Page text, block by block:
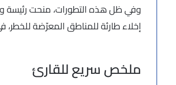
وفي ظل هذه التطورات، منحت رئيسة
إخلاء طارئة للمناطق المعرّضة
ملخص سريع للقارئ